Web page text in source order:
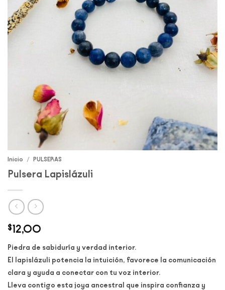
Inicio / PULSERAS
Pulsera Lapislázuli
$12,00
Piedra de sabiduría y verdad interior.
El lapislázuli potencia la intuición, favorece la comunicación
clara y ayuda a conectar con tu voz interior.
Lleva contigo esta joya ancestral que inspira confianza y